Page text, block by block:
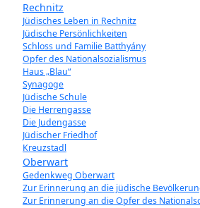
Rechnitz
Jüdisches Leben in Rechnitz
Jüdische Persönlichkeiten
Schloss und Familie Batthyány
Opfer des Nationalsozialismus
Haus „Blau“
Synagoge
Jüdische Schule
Die Herrengasse
Die Judengasse
Jüdischer Friedhof
Kreuzstadl
Oberwart
Gedenkweg Oberwart
Zur Erinnerung an die jüdische
Zur Erinnerung an die Opfer des